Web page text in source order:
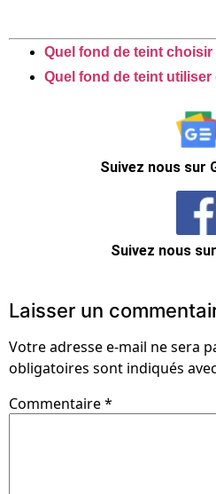
Quel fond de teint
Quel fond de teint utiliser
Suivez nous sur
Suivez nous
Laisser un
Votre adresse e-mail ne sera
obligatoires sont indiqués avec
Commentaire*